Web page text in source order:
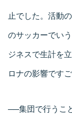
止でした。活動
のサッカーでい
ジネスで生計を
ロナの影響です
──集団で行うこ